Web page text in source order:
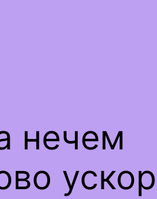
нечем